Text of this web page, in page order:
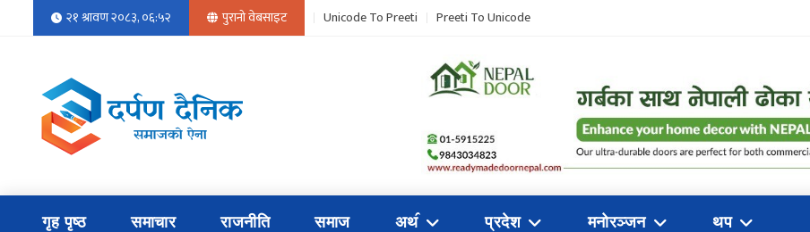
२१ श्रावण २०८३, ०६:५२ पुरानो वेबसाइट Unicode To Preeti Preeti To Unicode
गृह पृष्ठ समाचार राजनीति समाज अथ॔ प्रदेश मनोरञ्जन थप